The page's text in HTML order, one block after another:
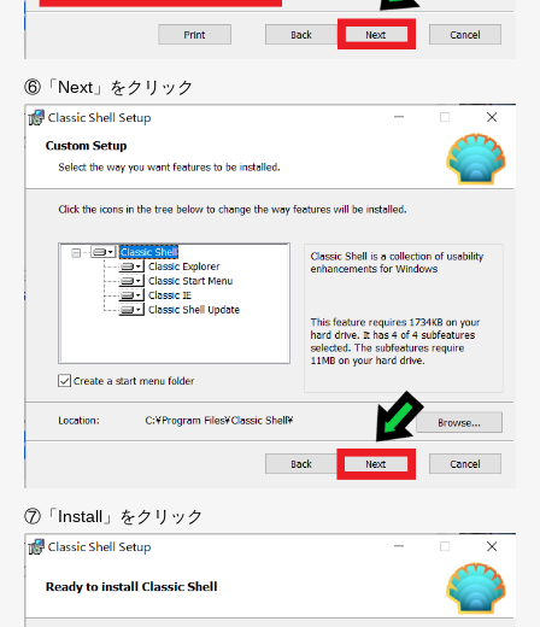
⑥「Next」をクリック
⑦「Install」をクリック